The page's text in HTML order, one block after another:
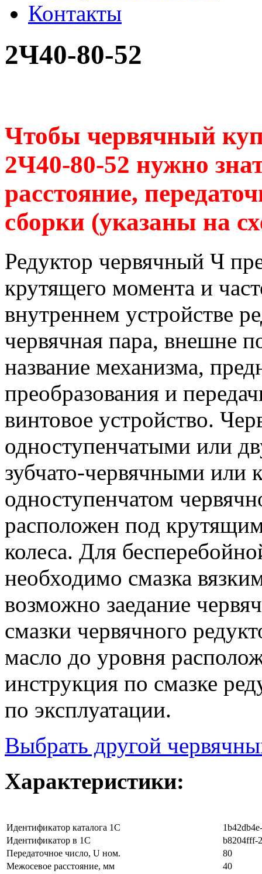
Контакты
2Ч40-80-52
Чтобы червячный
2Ч40-80-52 нужно
расстояние,
сборки (указаны на
Редуктор червячный Ч
крутящего момента и
внутреннем устройстве
червячная пара, внешне
название механизма,
преобразования и
винтовое устройство.
одноступенчатыми или
зубчато-червячными
одноступенчатом
расположен под
колеса. Для
необходимо смазка
возможно заедание
смазки червячного
масло до уровня
инструкция по смазке
по эксплуатации.
Выбрать другой
Характеристики:
Идентификатор каталога 1С
Идентификатор в 1С
b8204fff-
Передаточное число, U ном.
80
Межосевое расстояние, мм
40